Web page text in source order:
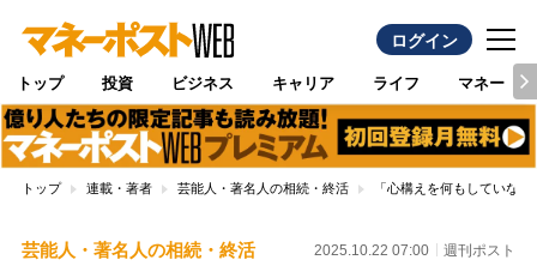
ログイン
トップ 投資 ビジネス キャリア ライフ マネー
トップ 連載・著者 芸能人・著名人の相続・終活 「心構えを何もしていな
芸能人・著名人の相続・終活 2025.10.22 07:00 週刊ポスト